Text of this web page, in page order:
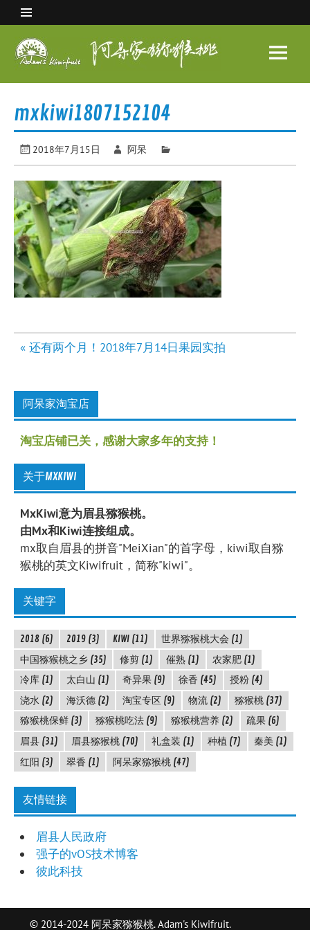
content
阿呆
家猕
mxkiwi1807152104
2018年7月15日 阿呆
文
航
« 还有两个月！2018年7月14日果园实拍
阿呆家淘宝店
淘宝店铺已关，感谢大家多年的支持！
关于MXKIWI
MxKiwi意为眉县猕猴桃。
由Mx和Kiwi连接组成。
mx取自眉县的拼音"MeiXian"的首字母，kiwi取自猕
猴桃的英文Kiwifruit，简称"kiwi"。
关键字
2018(6) 2019(3) KIWI(11) 世界猕猴桃大会 (1)
中国猕猴桃之乡(35) 修剪(1) 催熟(1) 农家肥 (1)
冷库(1) 太白山 (1) 奇异果 (9) 徐香 (45) 授粉 (4)
浇水(2) 海沃德(2) 淘宝专区(9) 物流 (2) 猕猴桃 (37)
猕猴桃保鲜(3) 猕猴桃吃法(9) 猕猴桃营养(2) 疏果 (6)
眉县(31) 眉县猕猴桃(70) 礼盒装 (1) 种植 (7) 秦美 (1)
红阳 (3) 翠香 (1) 阿呆家猕猴桃(47)
友情链接
眉县人民政府
强子的vOS技术博客
彼此科技
© 2014-2024 阿呆家猕猴桃. Adam's Kiwifruit.